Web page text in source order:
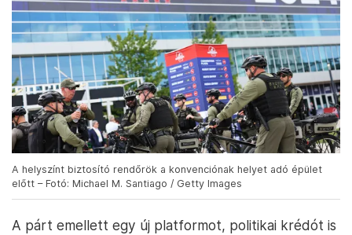
A helyszínt biztosító rendőrök a konvenciónak helyet adó épület
előtt – Fotó: Michael M. Santiago / Getty Images
A párt emellett egy új platformot, politikai krédót is